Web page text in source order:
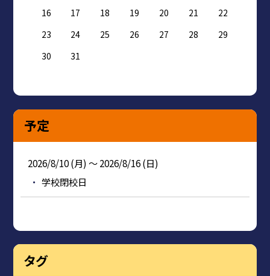
16
17 18 19 20 21
22
23
24 25 26 27 28
29
30
31
予定
2026/8/10 (月) ～ 2026/8/16 (日)
学校閉校日
タグ